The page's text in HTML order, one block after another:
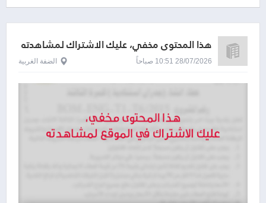
هذا المحتوى مخفي، عليك الاشتراك لمشاهدته
28/07/2026 10:51 صباحاً الضفة الغربية